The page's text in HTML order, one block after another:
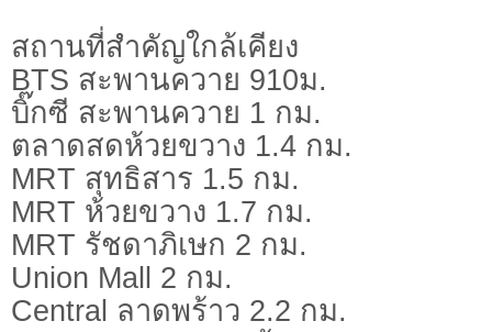
สถานที่สำคัญใกล้เคียง
BTS สะพานควาย 910ม.
บิ๊กซี สะพานควาย 1 กม.
ตลาดสดห้วยขวาง 1.4 กม.
MRT สุทธิสาร 1.5 กม.
MRT ห้วยขวาง 1.7 กม.
MRT รัชดาภิเษก 2 กม.
Union Mall 2 กม.
Central ลาดพร้าว 2.2 กม.